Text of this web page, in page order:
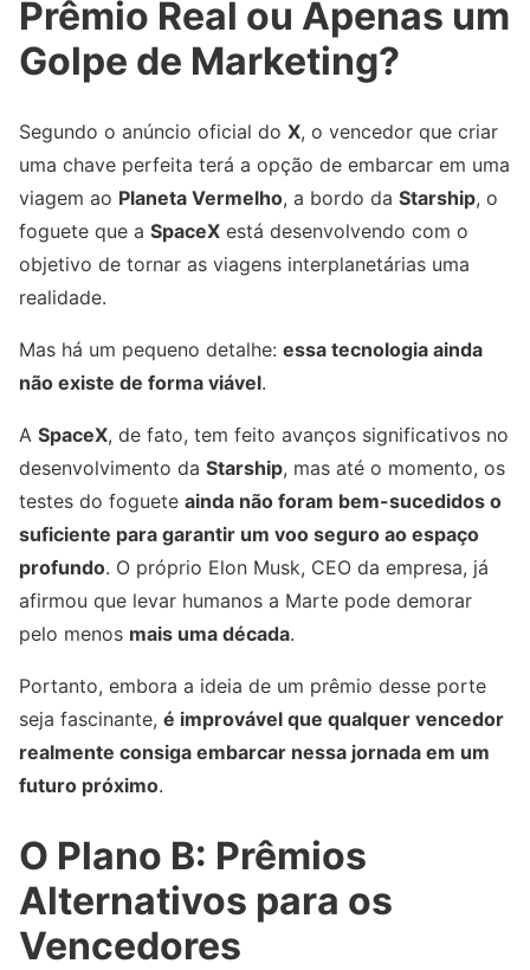
Prêmio Real ou Apenas um
Golpe de Marketing?
Segundo o anúncio oficial do X, o vencedor que criar
uma chave perfeita terá a opção de embarcar em uma
viagem ao Planeta Vermelho, a bordo da Starship, o
foguete que a SpaceX está desenvolvendo com o
objetivo de tornar as viagens interplanetárias uma
realidade.
Mas há um pequeno detalhe: essa tecnologia ainda
não existe de forma viável.
A SpaceX, de fato, tem feito avanços significativos no
desenvolvimento da Starship, mas até o momento, os
testes do foguete ainda não foram bem-sucedidos o
suficiente para garantir um voo seguro ao espaço
profundo. O próprio Elon Musk, CEO da empresa, já
afirmou que levar humanos a Marte pode demorar
pelo menos mais uma década.
Portanto, embora a ideia de um prêmio desse porte
seja fascinante, é improvável que qualquer vencedor
realmente consiga embarcar nessa jornada em um
futuro próximo.
O Plano B: Prêmios
Alternativos para os
Vencedores